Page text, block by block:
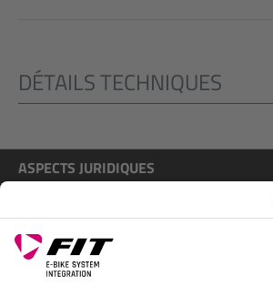
DÉTAILS TECHNIQUES
ASPECTS JURIDIQUES